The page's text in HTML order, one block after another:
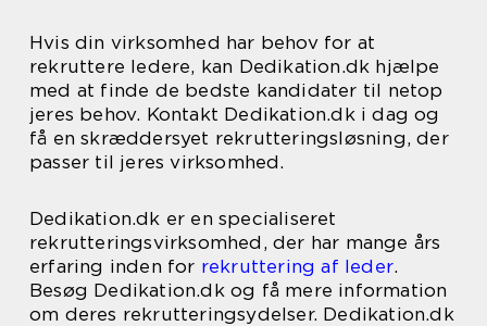
Hvis din virksomhed har behov for at
rekruttere ledere, kan Dedikation.dk hjælpe
med at finde de bedste kandidater til netop
jeres behov. Kontakt Dedikation.dk i dag og
få en skræddersyet rekrutteringsløsning, der
passer til jeres virksomhed.
Dedikation.dk er en specialiseret
rekrutteringsvirksomhed, der har mange års
erfaring inden for rekruttering af leder.
Besøg Dedikation.dk og få mere information
om deres rekrutteringsydelser. Dedikation.dk